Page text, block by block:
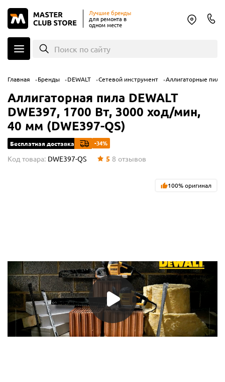
Лучшие бренды
для ремонта в
одном месте
Поиск по сайту
Главная Бренды DEWALT Сетевой инструмент Аллигаторные пилы
Аллигаторная пила DEWALT
DWE397, 1700 Вт, 3000 ход/мин,
40 мм (DWE397-QS)
Бесплатная доставка -34%
Код товара: DWE397-QS 5 8 отзывов
100% оригинал